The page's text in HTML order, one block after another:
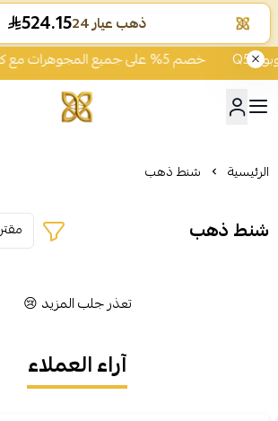
خصم 5% على جميع المجوهرات مع كوبون Q5
شركة قمة
الرئيسية شنط ذهب
شنط ذهب
تعذر جلب المزيد 😢
آراء العملاء
ذهب عيار 24 524.15